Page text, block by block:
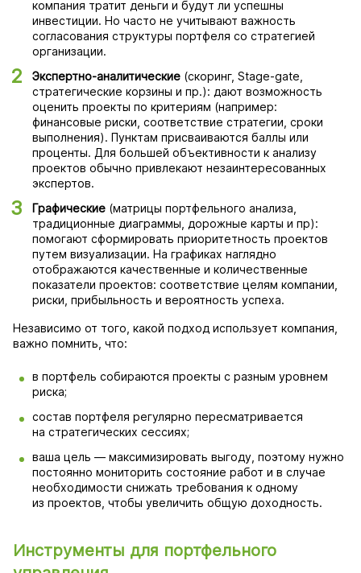
компания тратит деньги и будут ли успешны
инвестиции. Но часто не учитывают важность
согласования структуры портфеля со стратегией
организации.
Экспертно-аналитические (скоринг, Stage-gate,
стратегические корзины и пр.): дают возможность
оценить проекты по критериям (например:
финансовые риски, соответствие стратегии, сроки
выполнения). Пунктам присваиваются баллы или
проценты. Для большей объективности к анализу
проектов обычно привлекают незаинтересованных
экспертов.
Графические (матрицы портфельного анализа,
традиционные диаграммы, дорожные карты и пр):
помогают сформировать приоритетность проектов
путем визуализации. На графиках наглядно
отображаются качественные и количественные
показатели проектов: соответствие целям компании,
риски, прибыльность и вероятность успеха.
Независимо от того, какой подход использует компания,
важно помнить, что:
в портфель собираются проекты с разным уровнем
риска;
состав портфеля регулярно пересматривается
на стратегических сессиях;
ваша цель — максимизировать выгоду, поэтому нужно
постоянно мониторить состояние работ и в случае
необходимости снижать требования к одному
из проектов, чтобы увеличить общую доходность.
Инструменты для портфельного